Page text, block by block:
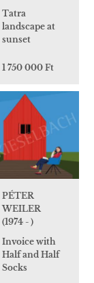
Tatra
landscape at
sunset
1 750 000 Ft
PÉTER
WEILER
(1974 - )
Invoice with
Half and Half
Socks